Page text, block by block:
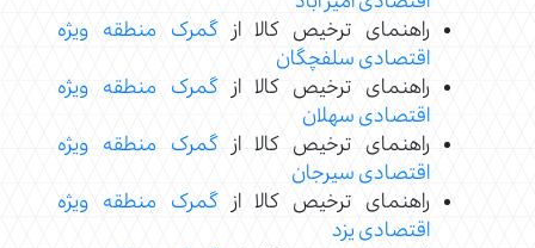
راهنمای ترخیص کالا ازگمرک منطقه ویژه
اقتصادی سلفچگان
راهنمای ترخیص کالا ازگمرک منطقه ویژه
اقتصادی سهلان
راهنمای ترخیص کالا ازگمرک منطقه ویژه
اقتصادی سیرجان
راهنمای ترخیص کالا ازگمرک منطقه ویژه
اقتصادی یزد